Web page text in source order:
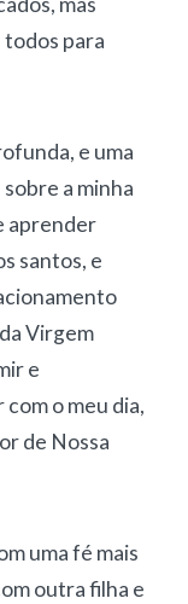
todos para
e uma
a minha
aprender
santos, e
Virgem
e
o meu dia,
de Nossa
uma fé mais
outra filha e